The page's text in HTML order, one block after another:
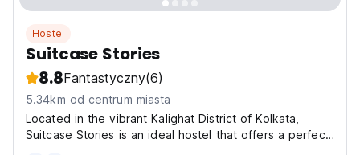
Hostel
Suitcase Stories
8.8Fantastyczny(6)
5.34km od centrum miasta
Located in the vibrant Kalighat District of Kolkata,
Suitcase Stories is an ideal hostel that offers a perfect